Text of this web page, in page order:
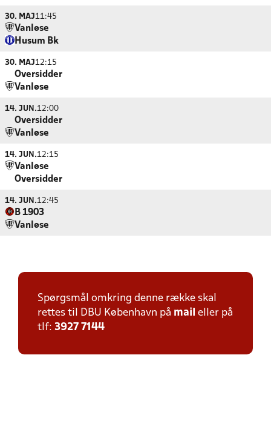
30. MAJ11:45
Vanløse
Husum Bk
30. MAJ12:15
Oversidder
Vanløse
14. JUN.12:00
Oversidder
Vanløse
14. JUN.12:15
Vanløse
Oversidder
14. JUN.12:45
B 1903
Vanløse
Spørgsmål omkring denne række skal
rettes til DBU København på mail eller på
tlf: 3927 7144